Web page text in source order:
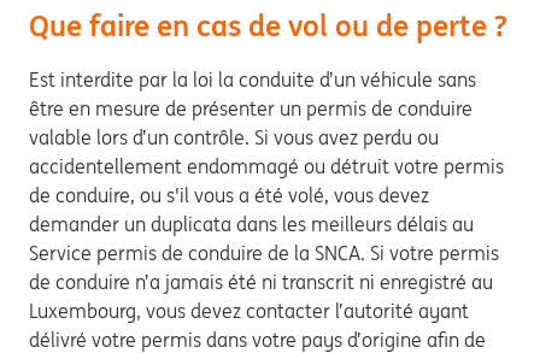
Que faire en cas de vol ou de perte ?
Est interdite par la loi la conduite d’un véhicule sans
être en mesure de présenter un permis de conduire
valable lors d’un contrôle. Si vous avez perdu ou
accidentellement endommagé ou détruit votre permis
de conduire, ou s'il vous a été volé, vous devez
demander un duplicata dans les meilleurs délais au
Service permis de conduire de la SNCA. Si votre permis
de conduire n’a jamais été ni transcrit ni enregistré au
Luxembourg, vous devez contacter l’autorité ayant
délivré votre permis dans votre pays d’origine afin de